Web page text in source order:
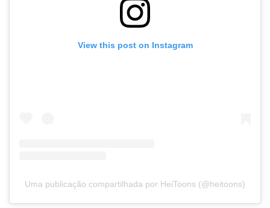
View this post on Instagram
Uma publicação compartilhada por HeiToons (@heitoons)